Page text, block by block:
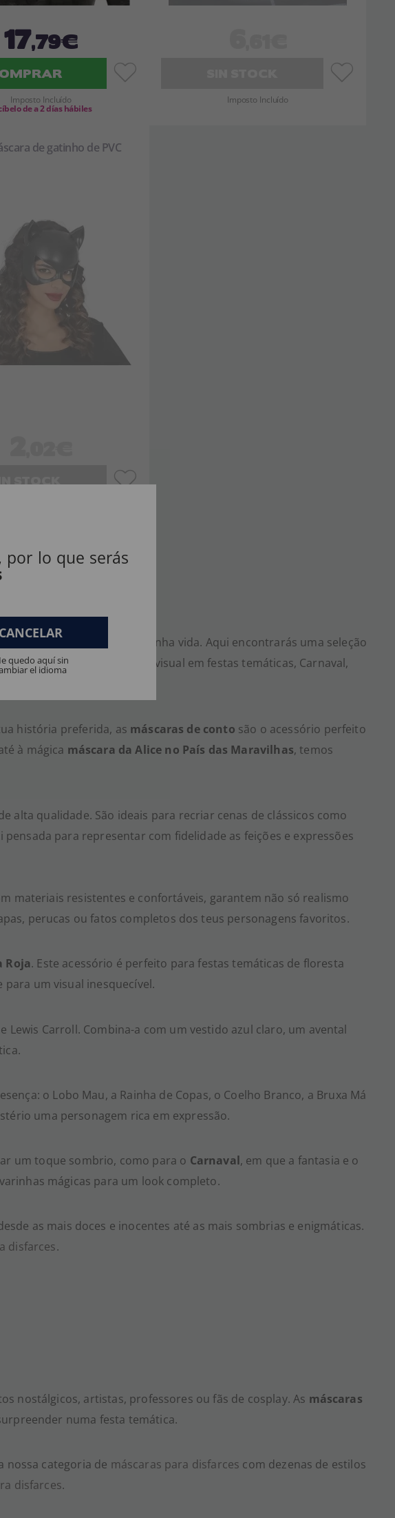
17,79€
Imposto Incluído
de a 2 días hábiles
Imposto Incluído
de gatinho de PVC
dos clássicos infantis ganha vida. Aqui encontrarás uma seleção
ideais para completar o visual em festas temáticas, Carnaval,
história preferida, as máscaras de conto são o acessório perfeito
à mágica máscara da Alice no País das Maravilhas, temos
alta qualidade. São ideais para recriar cenas de clássicos como
para representar com fidelidade as feições e expressões
materiais resistentes e confortáveis, garantem não só realismo
perucas ou fatos completos dos teus personagens favoritos.
Roja. Este acessório é perfeito para festas temáticas de floresta
um visual inesquecível.
Carroll. Combina-a com um vestido azul claro, um avental
o Lobo Mau, a Rainha de Copas, o Coelho Branco, a Bruxa Má
uma personagem rica em expressão.
um toque sombrio, como para o Carnaval, em que a fantasia e o
mágicas para um look completo.
as mais doces e inocentes até as mais sombrias e enigmáticas.
disfarces.
nostálgicos, artistas, professores ou fãs de cosplay. As máscaras
numa festa temática.
nossa categoria de máscaras para disfarces com dezenas de estilos
disfarces.
por lo que serás
CANCELAR
quedo aquí sin
el idioma